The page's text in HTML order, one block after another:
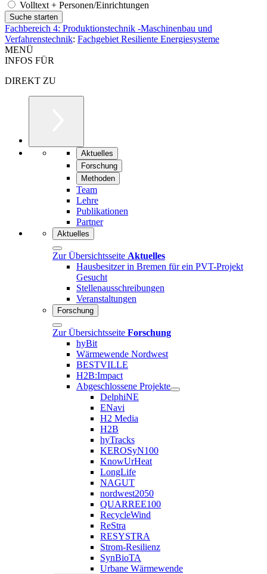
Volltext + Personen/Einrichtungen
Fachbereich 4: Produktionstechnik -Maschinenbau und
Verfahrenstechnik: Fachgebiet Resiliente Energiesysteme
MENÜ
INFOS FÜR
DIREKT ZU
Aktuelles
Forschung
Methoden
Team
Lehre
Publikationen
Partner
Aktuelles
Zur Übersichtsseite Aktuelles
Hausbesitzer in Bremen für ein PVT-Projekt
Gesucht
Stellenausschreibungen
Veranstaltungen
Forschung
Zur Übersichtsseite Forschung
hyBit
Wärmewende Nordwest
BESTVILLE
H2B:Impact
Abgeschlossene Projekte
DelphiNE
ENavi
H2 Media
H2B
hyTracks
KEROSyN100
KnowUrHeat
LongLife
NAGUT
nordwest2050
QUARREE100
RecycleWind
ReStra
RESYSTRA
Strom-Resilienz
SynBioTA
Urbane Wärmewende